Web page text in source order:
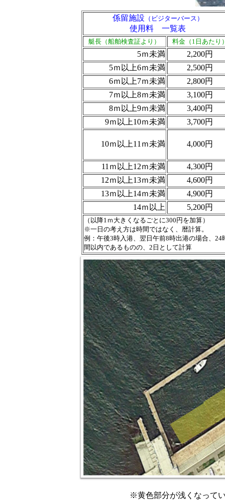
係留施設 （ビジターバース）
使用料 一覧表
艇長（船舶検査証より） 料金（1日あたり
5ｍ未満
2,200円
5ｍ以上6ｍ未満
2,500円
6ｍ以上7ｍ未満
2,800円
7ｍ以上8ｍ未満
3,100円
8ｍ以上9ｍ未満
3,400円
9ｍ以上10ｍ未満
3,700円
10ｍ以上11ｍ未満 4,000円
11ｍ以上12ｍ未満
4,300円
12ｍ以上13ｍ未満
4,600円
13ｍ以上14ｍ未満
4,900円
14ｍ以上
5,200円
（以降1ｍ大きくなるごとに300円を加算）
※一日の考え方は時間ではなく、暦計算。
例：午後3時入港、翌日午前8時出港の場合、24
間以内であるものの、2日として計算
※黄色部分が浅くなって